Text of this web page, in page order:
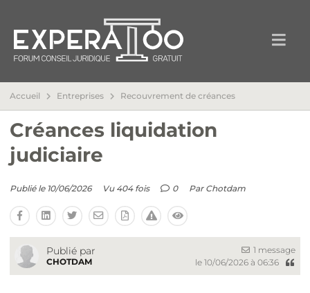
Accueil Entreprises Recouvrement de créances
Créances liquidation
judiciaire
Publié le 10/06/2026 Vu 404 fois 0 Par Chotdam
Publié par
CHOTDAM
1 message
le 10/06/2026 à 06:36